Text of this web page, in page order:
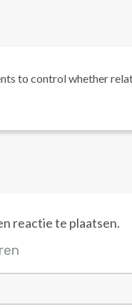
to control whether
reactie te plaatsen.